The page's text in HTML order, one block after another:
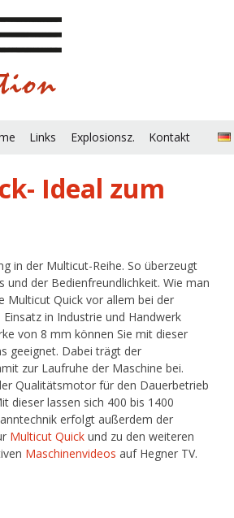
Links Explosionsz. Kontakt
Ideal zum
in der Multicut-Reihe. So überzeugt
der Bedienfreundlichkeit. Wie man
Multicut Quick vor allem bei der
in Industrie und Handwerk
von 8 mm können Sie mit dieser
geeignet. Dabei trägt der
zur Laufruhe der Maschine bei.
Qualitätsmotor für den Dauerbetrieb
dieser lassen sich 400 bis 1400
erfolgt außerdem der
Multicut Quick und zu den weiteren
Maschinenvideosauf Hegner TV.